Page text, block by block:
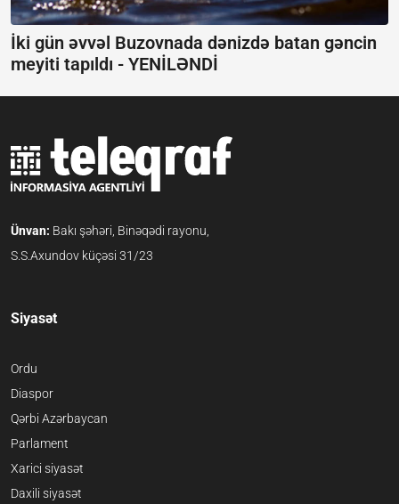
İki gün əvvəl Buzovnada dənizdə batan gəncin
meyiti tapıldı - YENİLƏNDİ
Ünvan: Bakı şəhəri, Binəqədi rayonu,
S.S.Axundov küçəsi 31/23
Siyasət
Ordu
Diaspor
Qərbi Azərbaycan
Parlament
Xarici siyasət
Daxili siyasət